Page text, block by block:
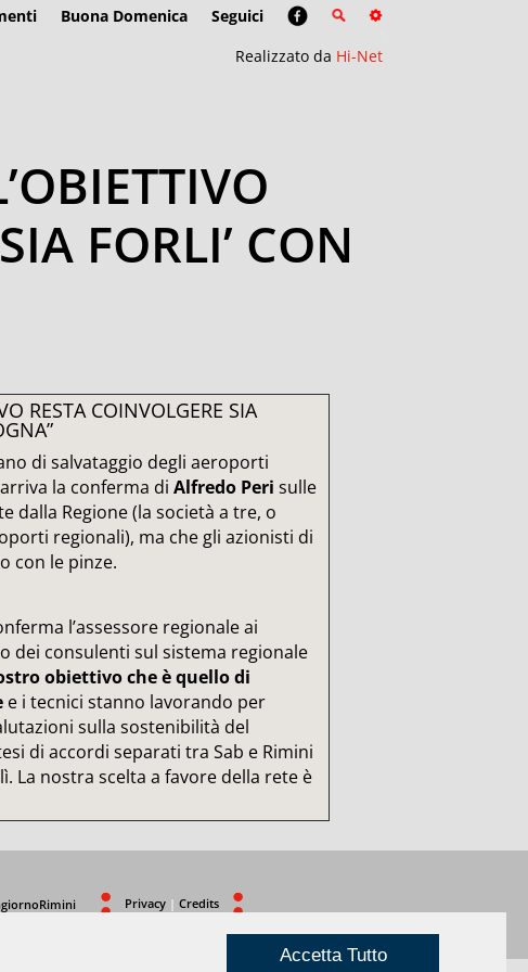
Buona Domenica
Seguici
Realizzato da Hi-Net
FORLI’ CON
RESTA COINVOLGERE SIA
di salvataggio degli aeroporti
la conferma di Alfredo Peri sulle
dalla Regione (la società a tre, o
regionali), ma che gli azionisti di
con le pinze.
l’assessore regionale ai
dei consulenti sul sistema regionale
obiettivo che è quello di
e i tecnici stanno lavorando per
sulla sostenibilità del
di accordi separati tra Sab e Rimini
La nostra scelta a favore della rete è
Privacy | Credits
Accetta Tutto